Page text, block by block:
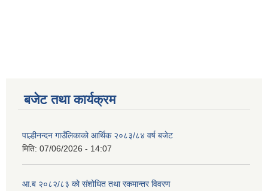
बजेट तथा कार्यक्रम
पाल्हीनन्दन गाउँलिकाको आर्थिक २०८३/८४ वर्ष बजेट
मिति: 07/06/2026 - 14:07
आ.ब २०८२/८३ को संशोधित तथा रकमान्तर विवरण